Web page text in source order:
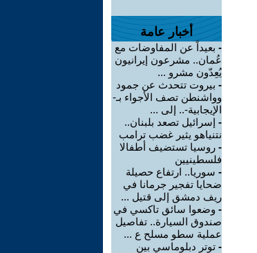
أخبار عامة
- بعيداً عن المفاوضات مع
عُمان.. مشرعون إيرانيون
يُعِدّون مشرو ...
- بيروت تتحدث عن جمود
وواشنطن تصف الأجواء بـ-
الإيجابية-.. إلى ...
- إسرائيل تصعد بلبنان..
نتنياهو يثير غضب ترامب
- روسيا تستضيف أطفالا
فلسطينيين
- سوريا.. ارتفاع حصيلة
ضحايا تفجير جرمانا في
ريف دمشق إلى قتيل ...
- وضعوا سائق تاكسي في
صندوق السيارة.. تفاصيل
عملية سطو مسلح ع ...
- توتر دبلوماسي بين